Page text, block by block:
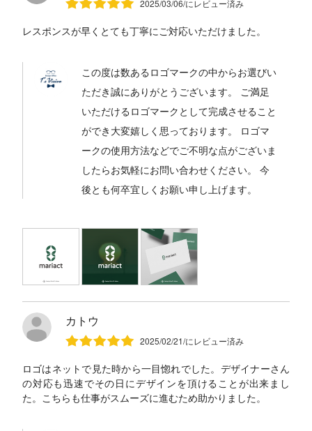
2025/03/06/にレビュー済み
レスポンスが早くとても丁寧にご対応いただけました。
この度は数あるロゴマークの中からお選びい
ただき誠にありがとうございます。 ご満足
いただけるロゴマークとして完成させること
ができ大変嬉しく思っております。 ロゴマ
ークの使用方法などでご不明な点がございま
したらお気軽にお問い合わせください。 今
後とも何卒宜しくお願い申し上げます。
カトウ
2025/02/21/にレビュー済み
ロゴはネットで見た時から一目惚れでした。デザイナーさん
の対応も迅速でその日にデザインを頂けることが出来まし
た。こちらも仕事がスムーズに進むため助かりました。